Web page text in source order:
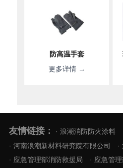
防高温手套
更多详情 →
友情链接：
· 浪潮消防防火涂料
· 河南浪潮新材料研究院有限公司
·
· 应急管理部消防救援局
· 应急管